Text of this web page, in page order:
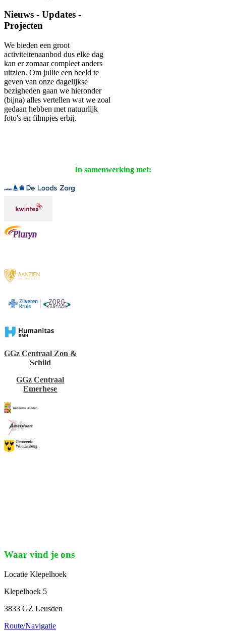
Nieuws - Updates -
Projecten
We bieden een groot
activiteitenaanbod dus elke dag
kan er zomaar compleet anders
uitzien. Om jullie een beeld te
geven van onze dagelijkse
bezigheden gaan we hieronder
(bijna) alles vertellen wat we zoal
gedaan hebben met natuurlijk
foto's en filmpjes erbij.
In samenwerking met:
GGz Centraal Zon &
Schild
GGz Centraal
Emerhese
Waar vind je ons
Locatie Klepelhoek
Klepelhoek 5
3833 GZ Leusden
Route/Navigatie